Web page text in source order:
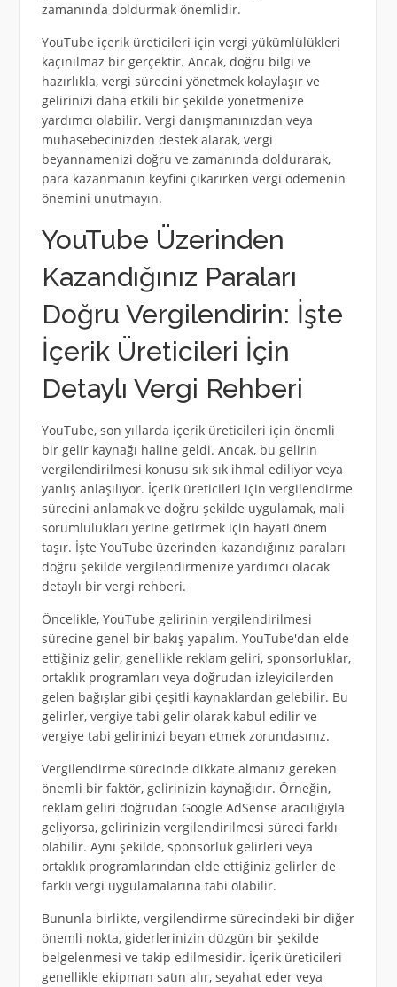
zamanında doldurmak önemlidir.
YouTube içerik üreticileri için vergi yükümlülükleri
kaçınılmaz bir gerçektir. Ancak, doğru bilgi ve
hazırlıkla, vergi sürecini yönetmek kolaylaşır ve
gelirinizi daha etkili bir şekilde yönetmenize
yardımcı olabilir. Vergi danışmanınızdan veya
muhasebecinizden destek alarak, vergi
beyannamenizi doğru ve zamanında doldurarak,
para kazanmanın keyfini çıkarırken vergi ödemenin
önemini unutmayın.
YouTube Üzerinden
Kazandığınız Paraları
Doğru Vergilendirin: İşte
İçerik Üreticileri İçin
Detaylı Vergi Rehberi
YouTube, son yıllarda içerik üreticileri için önemli
bir gelir kaynağı haline geldi. Ancak, bu gelirin
vergilendirilmesi konusu sık sık ihmal ediliyor veya
yanlış anlaşılıyor. İçerik üreticileri için vergilendirme
sürecini anlamak ve doğru şekilde uygulamak, mali
sorumlulukları yerine getirmek için hayati önem
taşır. İşte YouTube üzerinden kazandığınız paraları
doğru şekilde vergilendirmenize yardımcı olacak
detaylı bir vergi rehberi.
Öncelikle, YouTube gelirinin vergilendirilmesi
sürecine genel bir bakış yapalım. YouTube'dan elde
ettiğiniz gelir, genellikle reklam geliri, sponsorluklar,
ortaklık programları veya doğrudan izleyicilerden
gelen bağışlar gibi çeşitli kaynaklardan gelebilir. Bu
gelirler, vergiye tabi gelir olarak kabul edilir ve
vergiye tabi gelirinizi beyan etmek zorundasınız.
Vergilendirme sürecinde dikkate almanız gereken
önemli bir faktör, gelirinizin kaynağıdır. Örneğin,
reklam geliri doğrudan Google AdSense aracılığıyla
geliyorsa, gelirinizin vergilendirilmesi süreci farklı
olabilir. Aynı şekilde, sponsorluk gelirleri veya
ortaklık programlarından elde ettiğiniz gelirler de
farklı vergi uygulamalarına tabi olabilir.
Bununla birlikte, vergilendirme sürecindeki bir diğer
önemli nokta, giderlerinizin düzgün bir şekilde
belgelenmesi ve takip edilmesidir. İçerik üreticileri
genellikle ekipman satın alır, seyahat eder veya